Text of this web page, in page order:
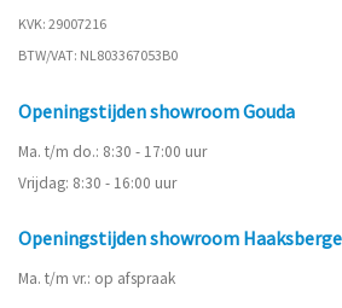
KVK: 29007216
BTW/VAT: NL803367053B0
Openingstijden showroom Gouda
Ma. t/m do.: 8:30 - 17:00 uur
Vrijdag: 8:30 - 16:00 uur
Openingstijden showroom
Ma. t/m vr.: op afspraak